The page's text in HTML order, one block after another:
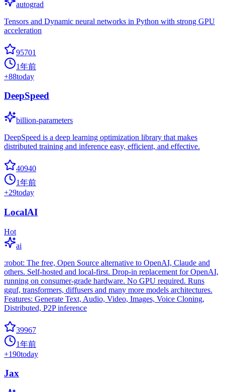
autograd
Tensors and Dynamic neural networks in Python with strong GPU
acceleration
95701
1年前
+88today
DeepSpeed
billion-parameters
DeepSpeed is a deep learning optimization library that makes
distributed training and inference easy, efficient, and effective.
40940
1年前
+29today
LocalAI
Hot
ai
:robot: The free, Open Source alternative to OpenAI, Claude and
others. Self-hosted and local-first. Drop-in replacement for OpenAI,
running on consumer-grade hardware. No GPU required. Runs
gguf, transformers, diffusers and many more models architectures.
Features: Generate Text, Audio, Video, Images, Voice Cloning,
Distributed, P2P inference
39967
1年前
+190today
Jax